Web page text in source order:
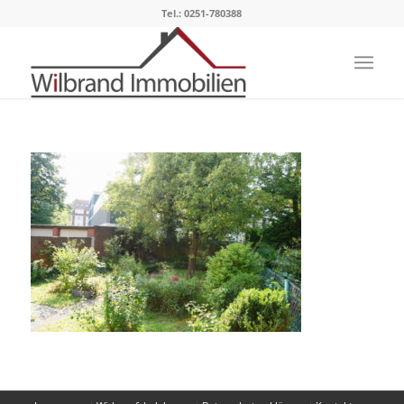
Tel.: 0251-780388